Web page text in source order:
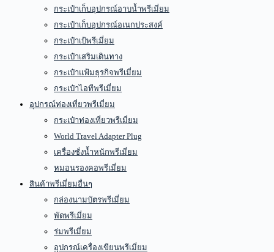
กระเป๋าเก็บอุปกรณ์อาบน้ำพรีเมี่ยม
กระเป๋าเก็บอุปกรณ์อเนกประสงค์
กระเป๋าเป้พรีเมี่ยม
กระเป๋าเสริมเดินทาง
กระเป๋าแฟ้มธุรกิจพรีเมี่ยม
กระเป๋าไอทีพรีเมี่ยม
อุปกรณ์ท่องเที่ยวพรีเมี่ยม
กระเป๋าท่องเที่ยวพรีเมี่ยม
World Travel Adapter Plug
เครื่องชั่งน้ำหนักพรีเมี่ยม
หมอนรองคอพรีเมี่ยม
สินค้าพรีเมี่ยมอื่นๆ
กล่องนามบัตรพรีเมี่ยม
พัดพรีเมี่ยม
ร่มพรีเมี่ยม
อุปกรณ์เครื่องเขียนพรีเมี่ยม